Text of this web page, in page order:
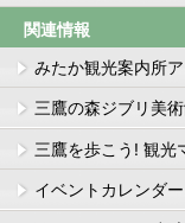
関連情報
みたか観光案内所
三鷹の森ジブリ美
三鷹を歩こう! 観光
イベントカレンダー